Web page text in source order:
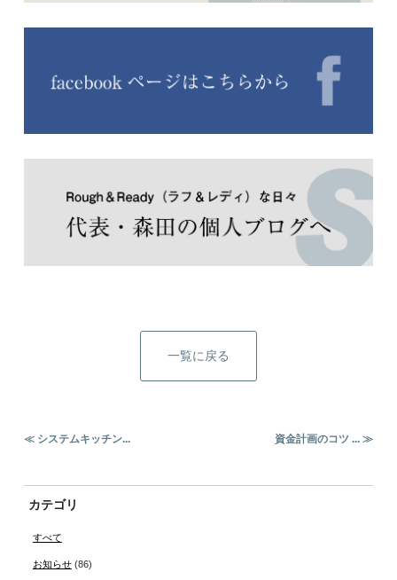
一覧に戻る
≪ システムキッチン... 資金計画のコツ ... ≫
カテゴリ
すべて
お知らせ(86)